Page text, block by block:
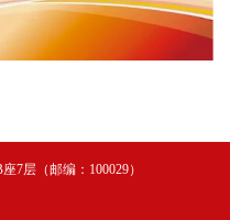
7层（邮编：100029）